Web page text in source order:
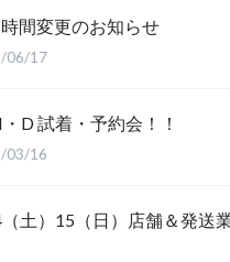
間変更のお知らせ
06/17
D 試着・予約会！！
03/16
土）15（日）店舗＆発送